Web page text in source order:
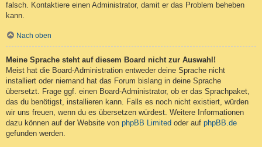
falsch. Kontaktiere einen Administrator, damit er das Problem beheben
kann.
Nach oben
Meine Sprache steht auf diesem Board nicht zur Auswahl!
Meist hat die Board-Administration entweder deine Sprache nicht
installiert oder niemand hat das Forum bislang in deine Sprache
übersetzt. Frage ggf. einen Board-Administrator, ob er das Sprachpaket,
das du benötigst, installieren kann. Falls es noch nicht existiert, würden
wir uns freuen, wenn du es übersetzen würdest. Weitere Informationen
dazu können auf der Website von phpBB Limited oder auf phpBB.de
gefunden werden.